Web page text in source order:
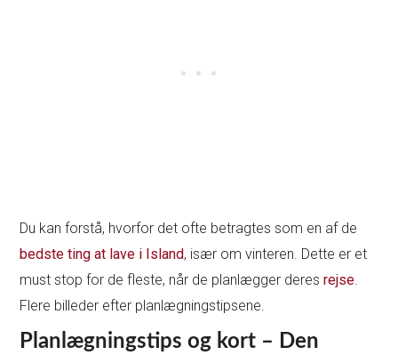
Du kan forstå, hvorfor det ofte betragtes som en af de
bedste ting at lave i Island, især om vinteren. Dette er et
must stop for de fleste, når de planlægger deresrejse.
Flere billeder efter planlægningstipsene.
Planlægningstips og kort – Den